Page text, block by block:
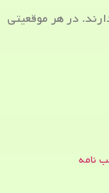
در هر موقعیتی
نامه